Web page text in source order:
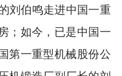
伯鸣走进中国一重
；如今，已是中国一
第一重型机械股份公